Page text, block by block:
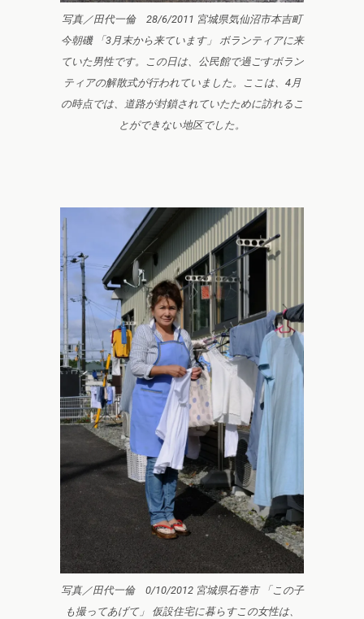
写真／田代一倫 28/6/2011 宮城県気仙沼市本吉町
今朝磯 「3月末から来ています」 ボランティアに来
ていた男性です。この日は、公民館で過ごすボラン
ティアの解散式が行われていました。ここは、4月
の時点では、道路が封鎖されていたために訪れるこ
とができない地区でした。
写真／田代一倫 0/10/2012 宮城県石巻市 「この子
も撮ってあげて」 仮設住宅に暮らすこの女性は、